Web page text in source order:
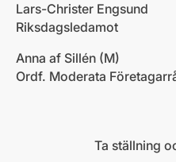
Lars-Christer Engsund
Riksdagsledamot
Anna af Sillén (M)
Ordf. Moderata
Ta ställning